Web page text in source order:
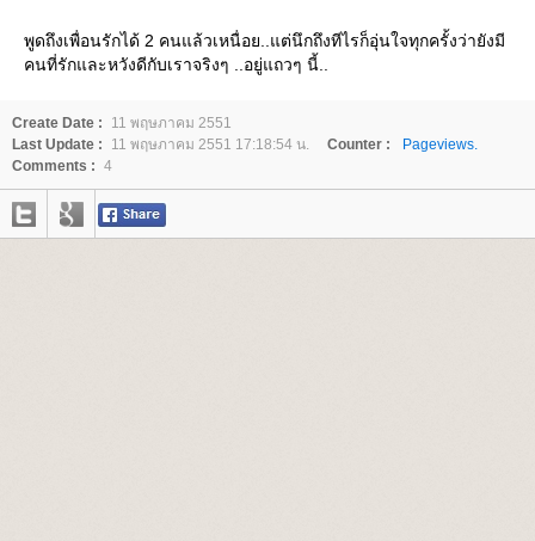
พูดถึงเพื่อนรักได้ 2 คนแล้วเหนื่อย..แต่นึกถึงทีไรก็อุ่นใจทุกครั้งว่ายังมี
คนที่รักและหวังดีกับเราจริงๆ ..อยู่แถวๆ นี้..
Create Date :
11 พฤษภาคม 2551
Last Update :
11 พฤษภาคม 2551 17:18:54 น. Counter :
Pageviews.
Comments : 4